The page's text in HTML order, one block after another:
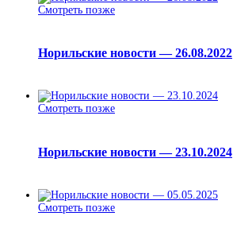
Смотреть позже
Норильские новости — 26.08.2022
Смотреть позже
Норильские новости — 23.10.2024
Смотреть позже